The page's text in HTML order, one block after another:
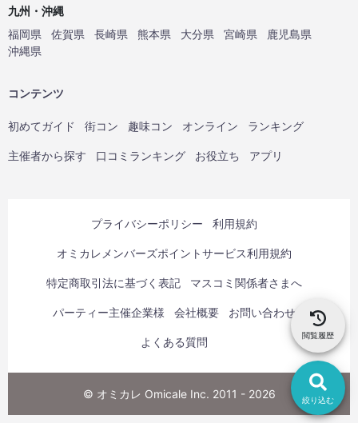
絞り込む
閲覧履歴
九州・沖縄
福岡県
佐賀県 長崎県 熊本県 大分県 宮崎県
鹿児島県
沖縄県
コンテンツ
初めてガイド 街コン 趣味コン オンライン ランキング
主催者から探す 口コミランキング お役立ち アプリ
プライバシーポリシー 利用規約
オミカレメンバーズポイントサービス利用規約
特定商取引法に基づく表記 マスコミ関係者さまへ
パーティー主催企業様 会社概要 お問い合わせ
よくある質問
© オミカレ Omicale Inc. 2011 - 2026